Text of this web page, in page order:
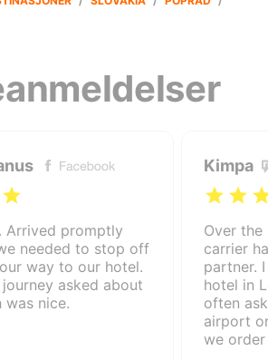
Arrived promptly
needed to stop off
way to our hotel.
asked about
nice.
Kimpa
Over
carrier
partner.
hotel in
often
airport
we order